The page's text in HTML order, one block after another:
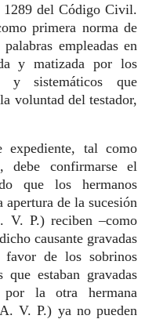
1289 del Código Civil.
primera norma de
empleadas en
y matizada por los
y sistemáticos que
voluntad del testador,
expediente, tal como
debe confirmarse el
que los hermanos
de la sucesión
V. P.) reciben –como
causante gravadas
de los sobrinos
que estaban gravadas
la otra hermana
V. P.) ya no pueden